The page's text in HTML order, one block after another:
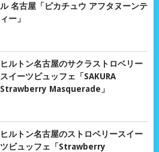
ル 名古屋「ピカチュウ アフタヌーンテ
ィー」
ヒルトン名古屋のサクラストロベリー
スイーツビュッフェ「SAKURA
Strawberry Masquerade」
ヒルトン名古屋のストロベリースイー
ツビュッフェ「Strawberry